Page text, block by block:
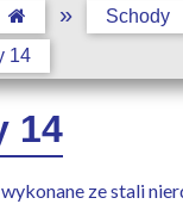
» Schody
14
14
ze stali